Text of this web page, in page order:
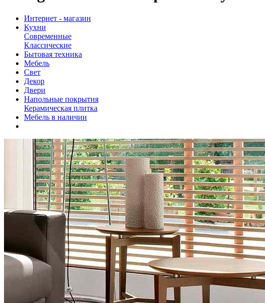
Интернет - магазин
Кухни
Современные
Классические
Бытовая техника
Мебель
Свет
Декор
Двери
Напольные покрытия
Керамическая плитка
Мебель в наличии